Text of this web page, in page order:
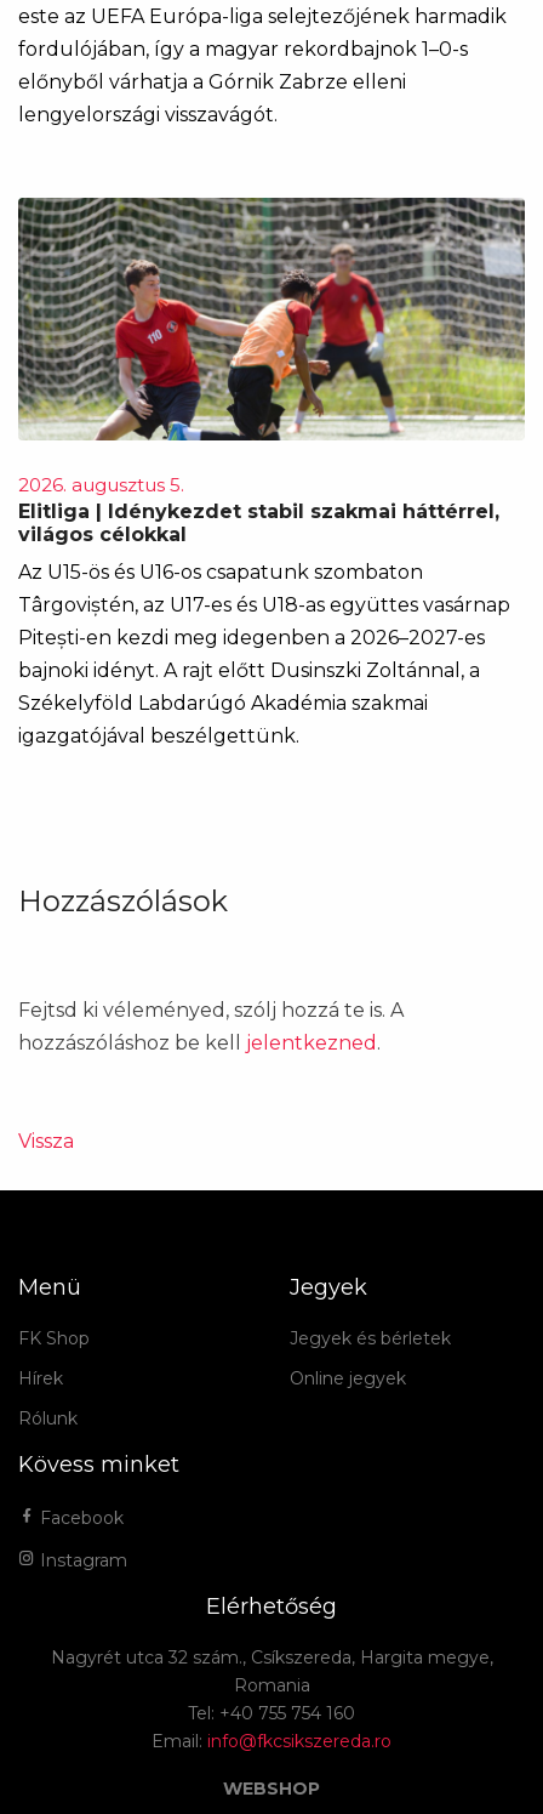
este az UEFA Európa-liga selejtezőjének harmadik
fordulójában, így a magyar rekordbajnok 1–0-s
előnyből várhatja a Górnik Zabrze elleni
lengyelországi visszavágót.
2026. augusztus 5.
Elitliga | Idénykezdet stabil szakmai háttérrel,
világos célokkal
Az U15-ös és U16-os csapatunk szombaton
Târgoviștén, az U17-es és U18-as együttes vasárnap
Pitești-en kezdi meg idegenben a 2026–2027-es
bajnoki idényt. A rajt előtt Dusinszki Zoltánnal, a
Székelyföld Labdarúgó Akadémia szakmai
igazgatójával beszélgettünk.
Hozzászólások
Fejtsd ki véleményed, szólj hozzá te is. A
hozzászóláshoz be kell jelentkezned .
Vissza
Menü
FK Shop
Hírek
Rólunk
Jegyek
Jegyek és bérletek
Online jegyek
Kövess minket
Facebook
Instagram
Elérhetőség
Nagyrét utca 32 szám., Csíkszereda, Hargita megye,
Romania
Tel: +40 755 754 160
Email: info@fkcsikszereda.ro
WEBSHOP